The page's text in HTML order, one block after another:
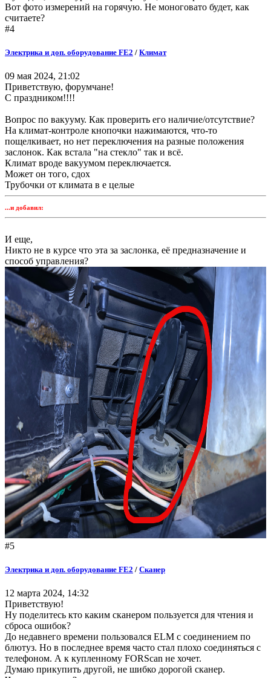
Вот фото измерений на горячую. Не моноговато будет, как
считаете?
#4
Электрика и доп. оборудование FE2 / Климат
09 мая 2024, 21:02
Приветствую, форумчане!
С праздником!!!!
Вопрос по вакууму. Как проверить его наличие/отсутствие?
На климат-контроле кнопочки нажимаются, что-то
пощелкивает, но нет переключения на разные положения
заслонок. Как встала "на стекло" так и всё.
Климат вроде вакуумом переключается.
Может он того, сдох
Трубочки от климата в е целые
...и добавил:
И еще,
Никто не в курсе что эта за заслонка, её предназначение и
способ управления?
#5
Электрика и доп. оборудование FE2 / Сканер
12 марта 2024, 14:32
Приветствую!
Ну поделитесь кто каким сканером пользуется для чтения и
сброса ошибок?
До недавнего времени пользовался ELM с соединением по
блютуз. Но в последнее время часто стал плохо соединяться с
телефоном. А к купленному FORScan не хочет.
Думаю прикупить другой, не шибко дорогой сканер.